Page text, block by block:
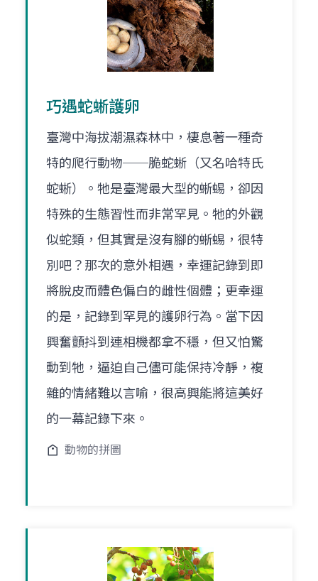
巧遇蛇蜥護卵
臺灣中海拔潮濕森林中，棲息著一種奇
特的爬行動物──脆蛇蜥（又名哈特氏
蛇蜥）。牠是臺灣最大型的蜥蜴，卻因
特殊的生態習性而非常罕見。牠的外觀
似蛇類，但其實是沒有腳的蜥蜴，很特
別吧？那次的意外相遇，幸運記錄到即
將脫皮而體色偏白的雌性個體；更幸運
的是，記錄到罕見的護卵行為。當下因
興奮顫抖到連相機都拿不穩，但又怕驚
動到牠，逼迫自己儘可能保持冷靜，複
雜的情緒難以言喻，很高興能將這美好
的一幕記錄下來。
動物的拼圖